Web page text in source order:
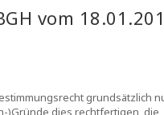
vom
grundsätzlich
)Gründe dies rechtfertigen, die